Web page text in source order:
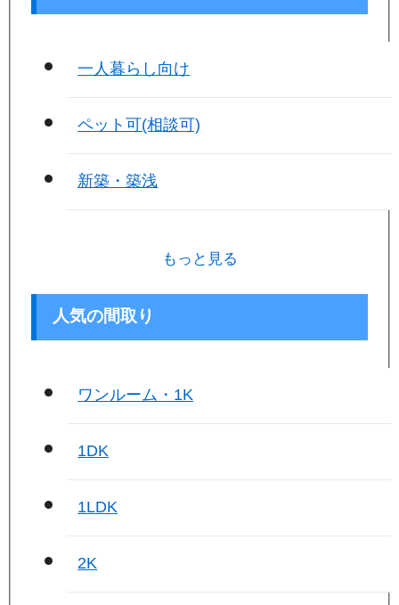
一人暮らし向け
ペット可(相談可)
新築・築浅
もっと見る
人気の間取り
ワンルーム・1K
1DK
1LDK
2K